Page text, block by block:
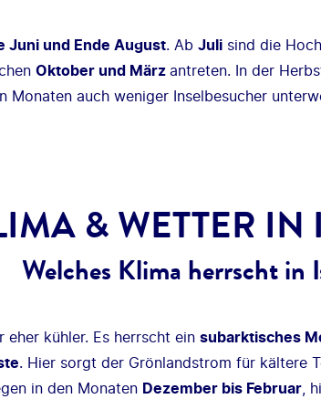
Juni und Ende August. Ab Juli sind die
Oktober und März antreten. In der
Monaten auch weniger Inselbesucher
& WETTER IN
Welches Klima herrscht in
eher kühler. Es herrscht ein subarktisches
. Hier sorgt der Grönlandstrom für kältere
in den Monaten Dezember bis Februar,